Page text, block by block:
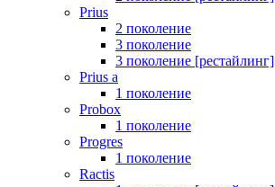
Prius
2 поколение
3 поколение
3 поколение [рестайлинг]
Prius a
1 поколение
Probox
1 поколение
Progres
1 поколение
Ractis